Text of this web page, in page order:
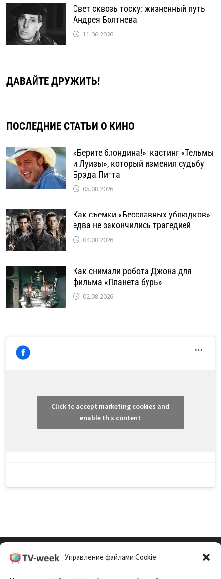
Управление файлами Cookie
Свет сквозь тоску: жизненный путь
Андрея Болтнева
11.06.2026
ДАВАЙТЕ ДРУЖИТЬ!
ПОСЛЕДНИЕ СТАТЬИ О КИНО
«Берите блондина!»: кастинг «Тельмы
и Луизы», который изменил судьбу
Брэда Питта
05.08.2026
Как съемки «Бесславных ублюдков»
едва не закончились трагедией
04.08.2026
Как снимали робота Джона для
фильма «Планета бурь»
02.08.2026
Click to accept marketing cookies and
enable this content